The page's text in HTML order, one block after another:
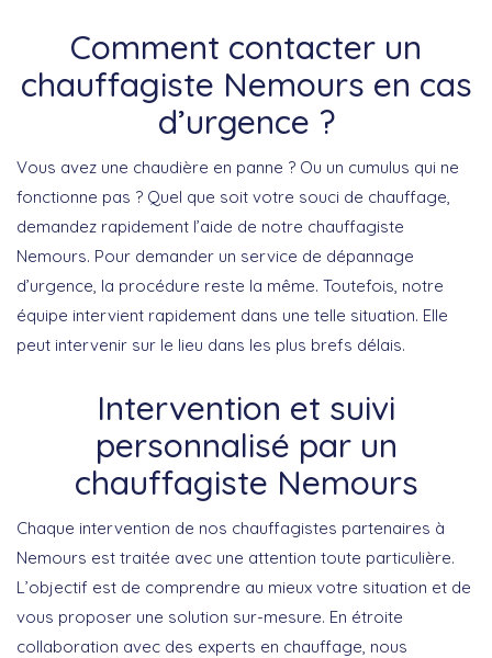
Comment contacter un
chauffagiste Nemours en cas
d’urgence ?
Vous avez une chaudière en panne ? Ou un cumulus qui ne
fonctionne pas ? Quel que soit votre souci de chauffage,
demandez rapidement l’aide de notre chauffagiste
Nemours. Pour demander un service de dépannage
d’urgence, la procédure reste la même. Toutefois, notre
équipe intervient rapidement dans une telle situation. Elle
peut intervenir sur le lieu dans les plus brefs délais.
Intervention et suivi
personnalisé par un
chauffagiste Nemours
Chaque intervention de nos chauffagistes partenaires à
Nemours est traitée avec une attention toute particulière.
L’objectif est de comprendre au mieux votre situation et de
vous proposer une solution sur-mesure. En étroite
collaboration avec des experts en chauffage, nous